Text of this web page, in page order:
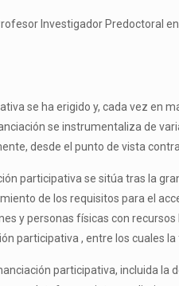
Investigador Predoctoral
se ha erigido y, cada vez en
se instrumentaliza de
desde el punto de vista
participativa se sitúa tras la
de los requisitos para el
y personas físicas con
participativa , entre los cuales
participativa, incluida la